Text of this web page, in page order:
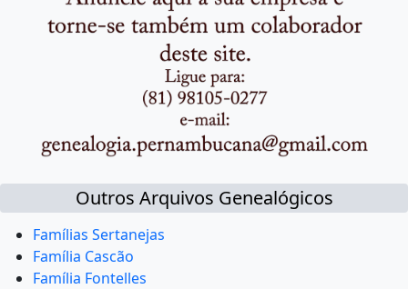
Outros Arquivos Genealógicos
Famílias Sertanejas
Família Cascão
Família Fontelles